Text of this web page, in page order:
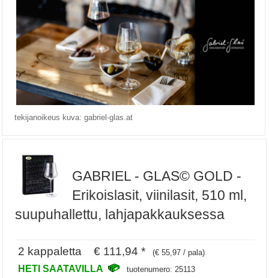
tekijanoikeus kuva: gabriel-glas.at
GABRIEL - GLAS© GOLD -
Erikoislasit, viinilasit, 510 ml,
suupuhallettu, lahjapakkauksessa
2 kappaletta € 111,94 * (€ 55,97 / pala)
HETI SAATAVILLA tuotenumero: 25113